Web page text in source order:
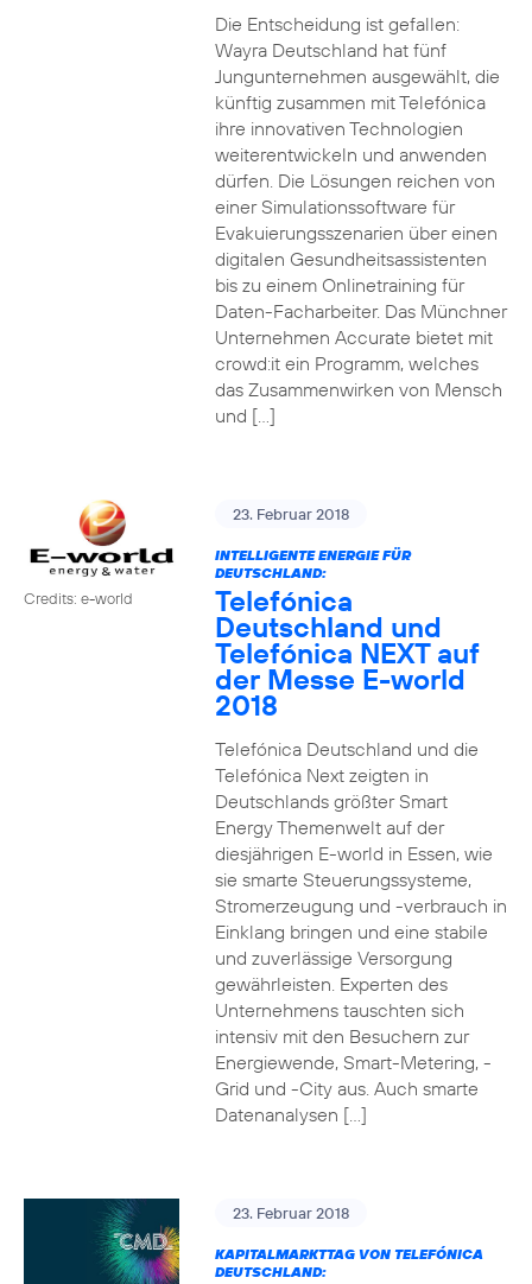
Die Entscheidung ist gefallen:
Wayra Deutschland hat fünf
Jungunternehmen ausgewählt, die
künftig zusammen mit Telefónica
ihre innovativen Technologien
weiterentwickeln und anwenden
dürfen. Die Lösungen reichen von
einer Simulationssoftware für
Evakuierungsszenarien über einen
digitalen Gesundheitsassistenten
bis zu einem Onlinetraining für
Daten-Facharbeiter. Das Münchner
Unternehmen Accurate bietet mit
crowd:it ein Programm, welches
das Zusammenwirken von Mensch
und […]
Credits: e-world
23. Februar 2018
INTELLIGENTE ENERGIE FÜR
DEUTSCHLAND:
Telefónica
Deutschland und
Telefónica NEXT auf
der Messe E-world
2018
Telefónica Deutschland und die
Telefónica Next zeigten in
Deutschlands größter Smart
Energy Themenwelt auf der
diesjährigen E-world in Essen, wie
sie smarte Steuerungssysteme,
Stromerzeugung und -verbrauch in
Einklang bringen und eine stabile
und zuverlässige Versorgung
gewährleisten. Experten des
Unternehmens tauschten sich
intensiv mit den Besuchern zur
Energiewende, Smart-Metering, -
Grid und -City aus. Auch smarte
Datenanalysen […]
23. Februar 2018
KAPITALMARKTTAG VON TELEFÓNICA
DEUTSCHLAND: